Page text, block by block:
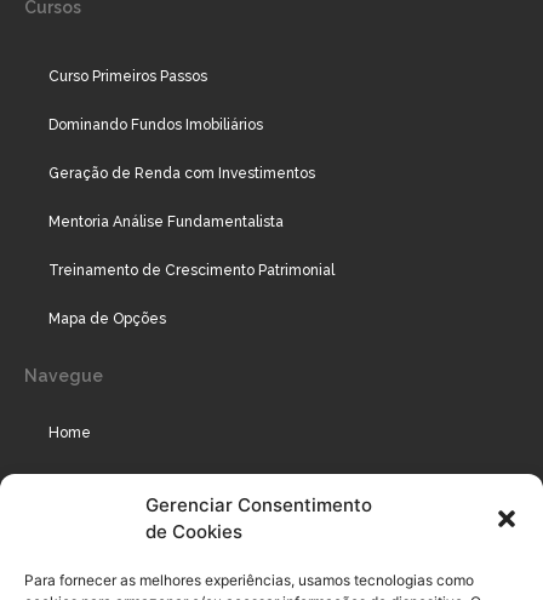
Gerenciar Consentimento
de Cookies
Para fornecer as melhores experiências, usamos tecnologias como
Cursos
Curso Primeiros Passos
Dominando Fundos Imobiliários
Geração de Renda com Investimentos
Mentoria Análise Fundamentalista
Treinamento de Crescimento Patrimonial
Mapa de Opções
Navegue
Home
Podcast